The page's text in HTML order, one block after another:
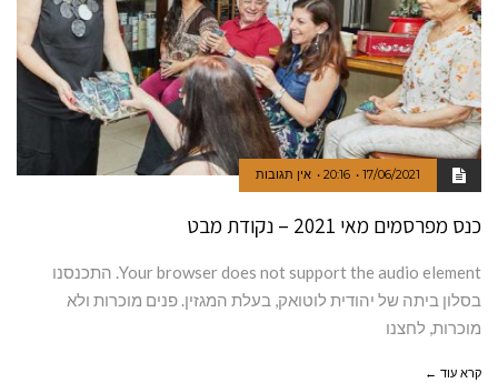
17/06/2021
20:16 אין תגובות
כנס מפרסמים מאי 2021 – נקודת מבט
Your browser does not support the audio element. התכנסנו
בסלון ביתה של יהודית לוטואק, בעלת המגזין. פנים מוכרות ולא
מוכרות, לחצנו
קרא עוד ←